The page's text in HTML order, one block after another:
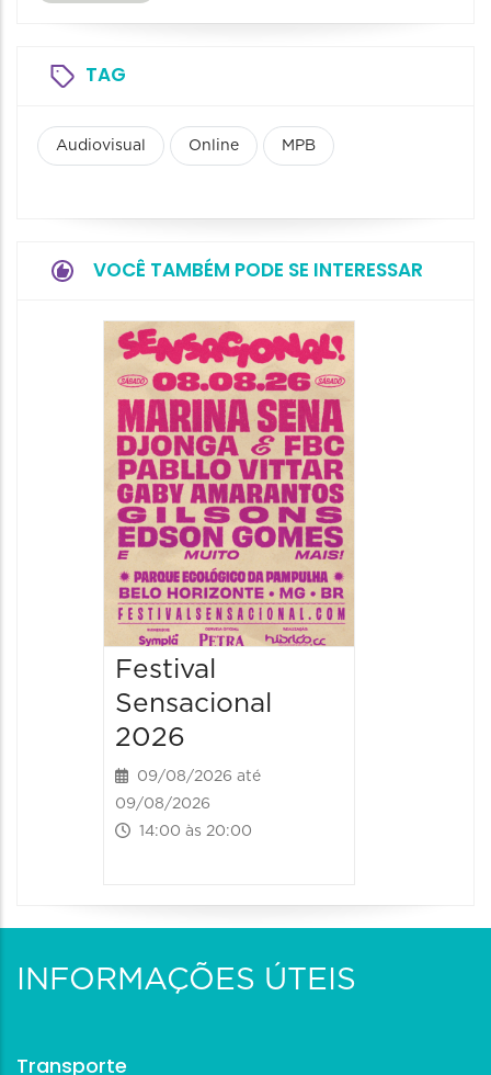
TAG
Audiovisual Online MPB
VOCÊ TAMBÉM PODE SE INTERESSAR
Festival
Sensacional
2026
09/08/2026 até
09/08/2026
14:00 às 20:00
INFORMAÇÕES ÚTEIS
Transporte